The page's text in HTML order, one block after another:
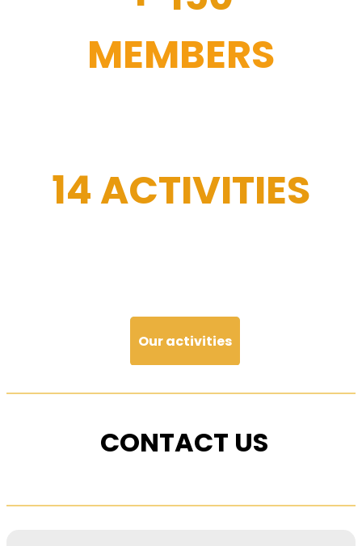
MEMBERS
14 ACTIVITIES
Our activities
CONTACT US